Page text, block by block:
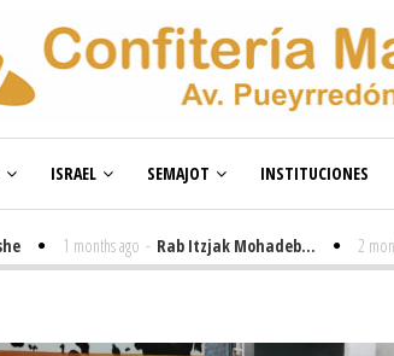
ISRAEL SEMAJOT INSTITUCIONES
1 months ago - Rab Itzjak Mohadeb... 2 months ago -